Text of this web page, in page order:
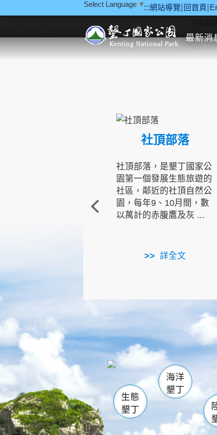
:::網站導覽 回首頁
Select Language ▼
最新消
::: 教育
社頂部落
社頂部落，是墾丁國家公
園第一個發展生態旅遊的
社區，鄰近的社頂自然公
園，每年9、10月間，數
以萬計的赤腹鷹及灰 ...
詳全文
龜山 海生館
恆春
龍鑾潭自
瓊麻館
關山
白砂
生態
墾丁
海洋
墾丁